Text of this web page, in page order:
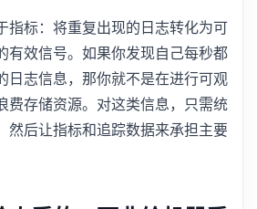
指标：将重复出现的日志转化为可
有效信号。如果你发现自己每秒都
日志信息，那你就不是在进行可观
费存储资源。对这类信息，只需统
然后让指标和追踪数据来承担主要